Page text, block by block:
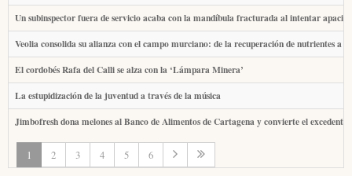
Un subinspector fuera de servicio acaba con la mandíbula fracturada al intentar
Veolia consolida su alianza con el campo murciano: de la recuperación de nutrientes a
El cordobés Rafa del Calli se alza con la ‘Lámpara Minera’
La estupidización de la juventud a través de la música
Jimbofresh dona melones al Banco de Alimentos de Cartagena y convierte el
1 2 3 4 5 6